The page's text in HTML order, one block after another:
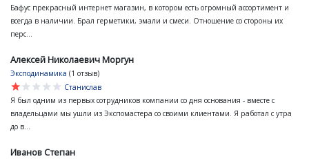
Бафус прекрасный интернет магазин, в котором есть огромный ассортимент и
всегда в наличии. Брал герметики, эмали и смеси. Отношение со стороны их
перс...
Алексей Николаевич Моргун
Эксподинамика (1 отзыв)
star
star
star
star
star
Станислав
Я был одним из первых сотрудников компании со дня основания - вместе с
владельцами мы ушли из Экспомастера со своими клиентами. Я работал с утра
до в...
Иванов Степан